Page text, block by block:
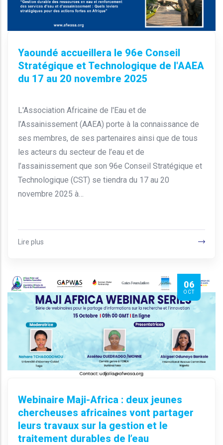
Yaoundé accueillera le 96e Conseil
Stratégique et Technologique de l'AAEA
du 17 au 20 novembre 2025
L'Association Africaine de l'Eau et de
l’Assainissement (AAEA) porte à la connaissance de
ses membres, de ses partenaires ainsi que de tous
les acteurs du secteur de l’eau et de
l’assainissement que son 96e Conseil Stratégique et
Technologique (CST) se tiendra du 17 au 20
novembre 2025 à…
Lire plus
06
OCT
Webinaire Maji-Africa : deux jeunes
chercheuses africaines vont partager
leurs travaux sur la gestion et le
traitement durables de l’eau